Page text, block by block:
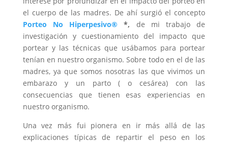
el cuerpo de las madres. De ahí surgió el concepto
Porteo No Hiperpesivo® *, de mi trabajo de
investigación y cuestionamiento del impacto que
portear y las técnicas que usábamos para portear
tenían en nuestro organismo. Sobre todo en el de las
madres, ya que somos nosotras las que vivimos un
embarazo y un parto ( o cesárea) con las
consecuencias que tienen esas experiencias en
nuestro organismo.
Una vez más fui pionera en ir más allá de las
explicaciones típicas de repartir el peso en los